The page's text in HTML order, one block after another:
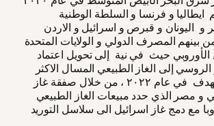
و فرنسا و السلطة الوطنية
و اليونان و قبرص و اسرائيل و الاردن
بينهم المصرف الدولي و الولايات المتحدة
الأوروبي حيث في نية إلى تحويل اعتماد
إلى الغاز الطبيعي المسال الاكثر
تكلفة تم تحقيق الهدف في عام ٢٠٢٢ ، من خلال صفقة غاز
و مصر الذي حدد مبيعات الغاز الطبيعي